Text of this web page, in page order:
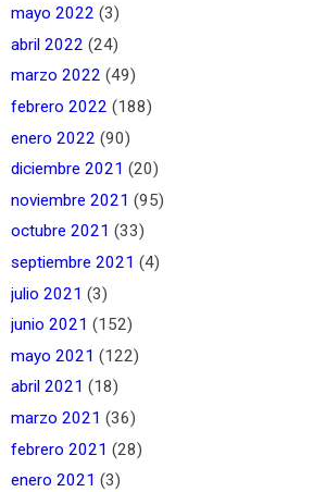
mayo 2022 (3)
abril 2022 (24)
marzo 2022 (49)
febrero 2022 (188)
enero 2022 (90)
diciembre 2021 (20)
noviembre 2021 (95)
octubre 2021 (33)
septiembre 2021 (4)
julio 2021 (3)
junio 2021 (152)
mayo 2021 (122)
abril 2021 (18)
marzo 2021 (36)
febrero 2021 (28)
enero 2021 (3)